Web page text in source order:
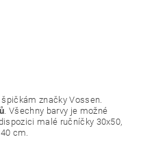
značky Vossen.
. Všechny barvy je možné
malé ručníčky 30x50,
cm.